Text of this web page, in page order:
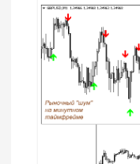
ц
и
я
п